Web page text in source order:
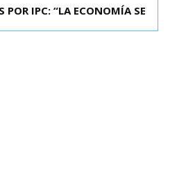
EL PRESIDENTE ELECTO DE
IPC: “LA ECONOMÍA SE